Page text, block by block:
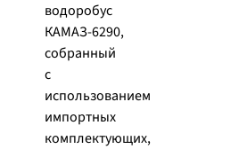
водоробус
КАМАЗ-6290,
собранный
с
использованием
импортных
комплектующих,